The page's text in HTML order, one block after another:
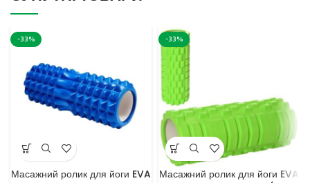
-33%
Масажний ролик для йоги EVA
-33%
Масажний ролик для йоги EVA